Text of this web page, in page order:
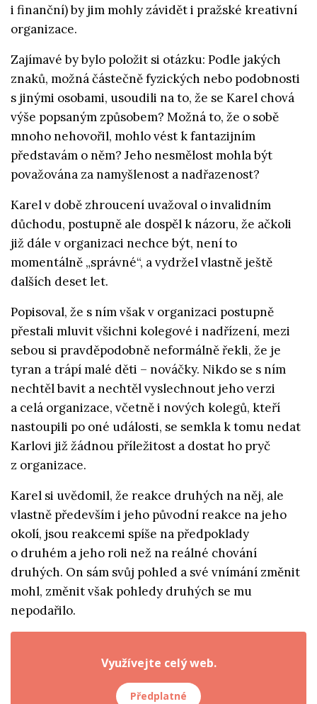
i finanční) by jim mohly závidět i pražské kreativní
organizace.
Zajímavé by bylo položit si otázku: Podle jakých
znaků, možná částečně fyzických nebo podobnosti
s jinými osobami, usoudili na to, že se Karel chová
výše popsaným způsobem? Možná to, že o sobě
mnoho nehovořil, mohlo vést k fantazijním
představám o něm? Jeho nesmělost mohla být
považována za namyšlenost a nadřazenost?
Karel v době zhroucení uvažoval o invalidním
důchodu, postupně ale dospěl k názoru, že ačkoli
již dále v organizaci nechce být, není to
momentálně „správné“, a vydržel vlastně ještě
dalších deset let.
Popisoval, že s ním však v organizaci postupně
přestali mluvit všichni kolegové i nadřízení, mezi
sebou si pravděpodobně neformálně řekli, že je
tyran a trápí malé děti – nováčky. Nikdo se s ním
nechtěl bavit a nechtěl vyslechnout jeho verzi
a celá organizace, včetně i nových kolegů, kteří
nastoupili po oné události, se semkla k tomu nedat
Karlovi již žádnou příležitost a dostat ho pryč
z organizace.
Karel si uvědomil, že reakce druhých na něj, ale
vlastně především i jeho původní reakce na jeho
okolí, jsou reakcemi spíše na předpoklady
o druhém a jeho roli než na reálné chování
druhých. On sám svůj pohled a své vnímání změnit
mohl, změnit však pohledy druhých se mu
nepodařilo.
Využívejte celý web.
Předplatné